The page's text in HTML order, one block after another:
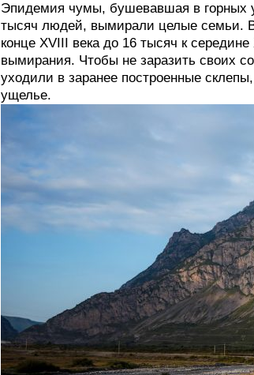
Эпидемия чумы, бушевавшая в горных
тысяч людей, вымирали целые семьи. В
конце XVIII века до 16 тысяч к
вымирания. Чтобы не заразить своих
уходили в заранее построенные
ущелье.